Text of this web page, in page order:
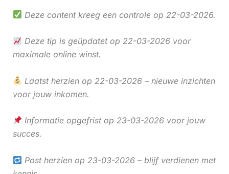
Deze content kreeg een controle op 22-03-2026.
Deze tip is geüpdatet op 22-03-2026 voor
maximale online winst.
Laatst herzien op 22-03-2026 – nieuwe inzichten
voor jouw inkomen.
Informatie opgefrist op 23-03-2026 voor jouw
succes.
Post herzien op 23-03-2026 – blijf verdienen met